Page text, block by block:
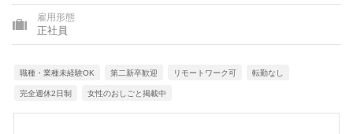
県、香川県、愛媛県、高知県、福岡県、佐賀県、長崎県、熊本
県、大分県、宮崎県、鹿児島県、沖縄県
雇用形態
正社員
職種・業種未経験OK 第二新卒歓迎 リモートワーク可 転勤なし
完全週休2日制 女性のおしごと掲載中